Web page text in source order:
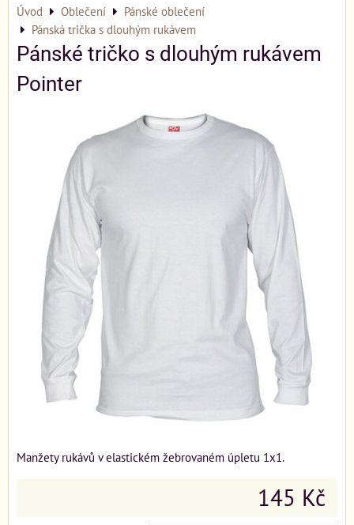
Úvod Oblečení
Pánské oblečení
Pánská trička s dlouhým rukávem
Pánské tričko s dlouhým rukávem
Pointer
Manžety rukávů v elastickém žebrovaném úpletu 1x1.
145 Kč